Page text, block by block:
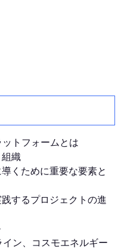
トフォームとは
織
くために重要な要素と
するプロジェクトの進
ン、コスモエネルギー